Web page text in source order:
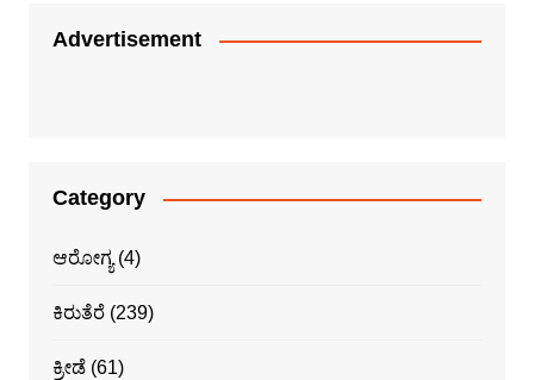
Advertisement
Category
ಆರೋಗ್ಯ(4)
ಕಿರುತೆರೆ(239)
ಕ್ರೀಡೆ(61)